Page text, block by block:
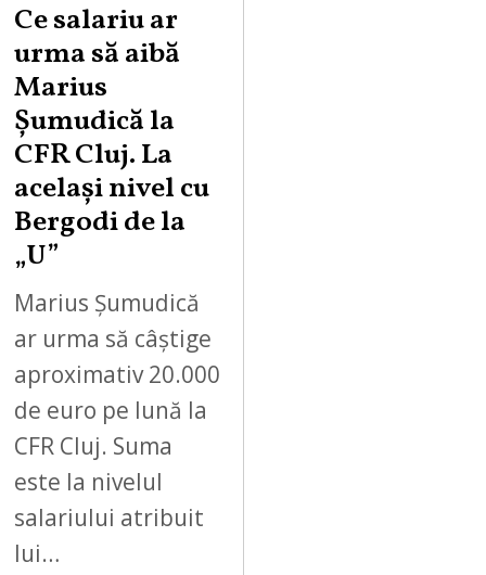
Ce salariu ar
urma să aibă
Marius
Șumudică la
CFR Cluj. La
același nivel cu
Bergodi de la
„U”
Marius Șumudică
ar urma să câștige
aproximativ 20.000
de euro pe lună la
CFR Cluj. Suma
este la nivelul
salariului atribuit
lui…